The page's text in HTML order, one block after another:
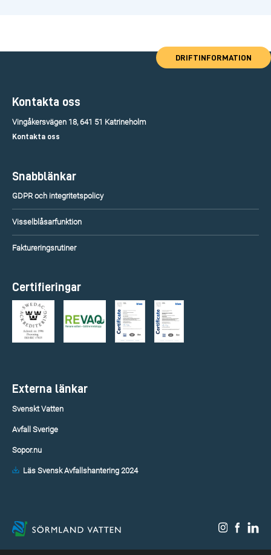
DRIFTINFORMATION
Kontakta oss
Vingåkersvägen 18, 641 51 Katrineholm
Kontakta oss
Snabblänkar
GDPR och integritetspolicy
Visselblåsarfunktion
Faktureringsrutiner
Certifieringar
Externa länkar
Svenskt Vatten
Avfall Sverige
Sopor.nu
Läs Svensk Avfallshantering 2024